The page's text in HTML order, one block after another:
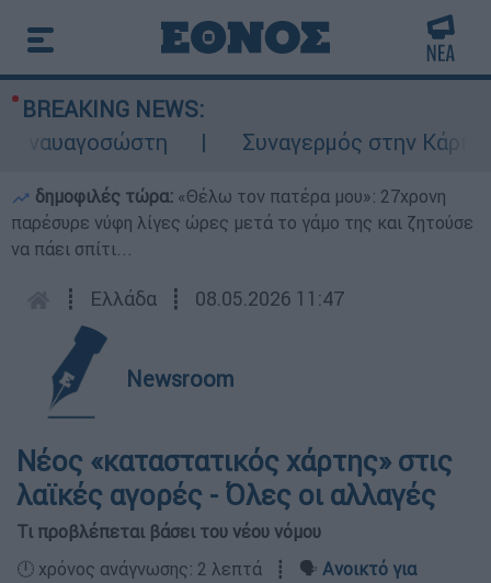
BREAKING NEWS:
Συναγερμός στην Κάρπαθο:
δημοφιλές τώρα: «Θέλω τον πατέρα μου»: 27χρονη
παρέσυρε νύφη λίγες ώρες μετά το γάμο της και ζητούσε
να πάει σπίτι...
┋ Ελλάδα ┋ 08.05.2026 11:47
Newsroom
Νέος «καταστατικός χάρτης» στις
λαϊκές αγορές - Όλες οι αλλαγές
Τι προβλέπεται βάσει του νέου νόμου
🕛 χρόνος ανάγνωσης: 2 λεπτά ┋ 🗣️ Ανοικτό για